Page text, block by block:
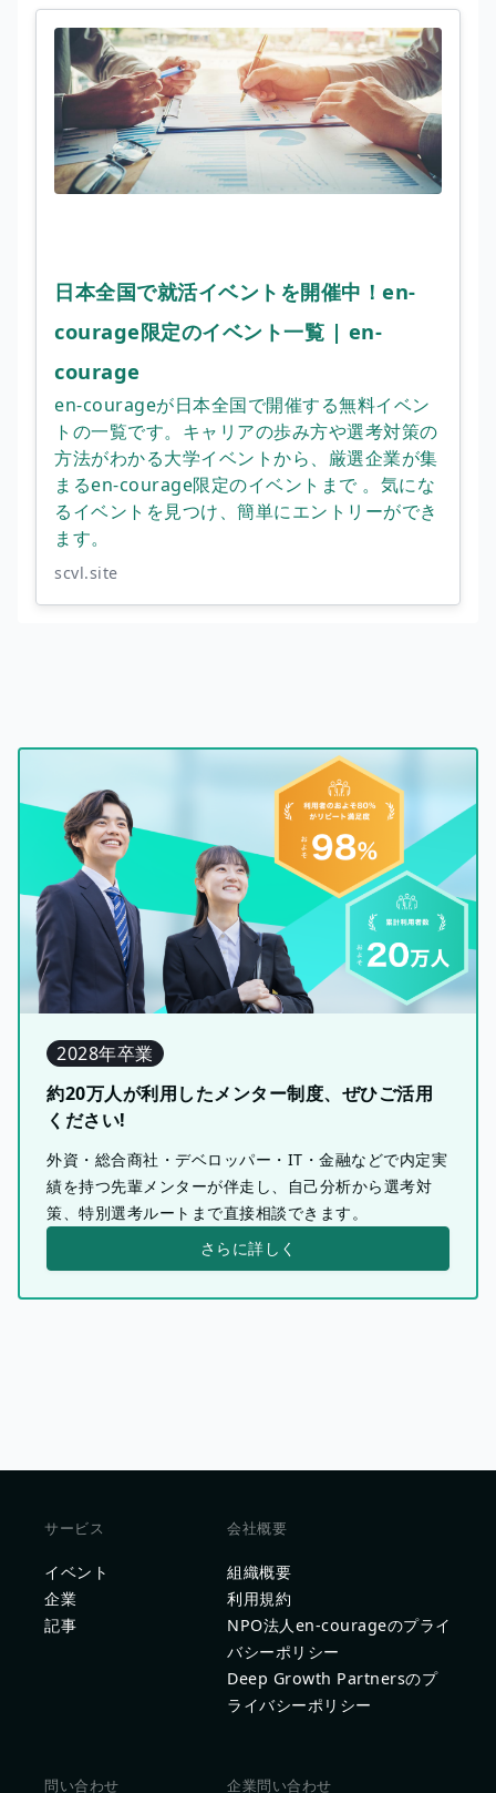
日本全国で就活イベントを開催中！en-
courage限定のイベント一覧 | en-
courage
en-courageが日本全国で開催する無料イベン
トの一覧です。キャリアの歩み方や選考対策の
方法がわかる大学イベントから、厳選企業が集
まるen-courage限定のイベントまで 。気にな
るイベントを見つけ、簡単にエントリーができ
ます。
scvl.site
2028年卒業
約20万人が利用したメンター制度、ぜひご活用
ください!
外資・総合商社・デベロッパー・IT・金融などで内定実
績を持つ先輩メンターが伴走し、自己分析から選考対
策、特別選考ルートまで直接相談できます。
さらに詳しく
サービス
イベント
企業
記事
会社概要
組織概要
利用規約
NPO法人en-courageのプライ
バシーポリシー
Deep Growth Partnersのプ
ライバシーポリシー
問い合わせ 企業問い合わせ